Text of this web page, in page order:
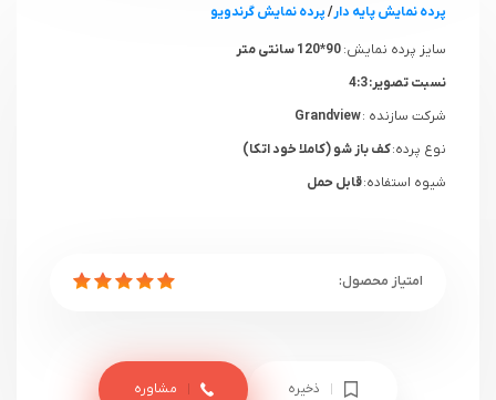
پرده نمایش پایه دار/پرده نمایش گرندویو
سایز پرده نمایش:
نسبت تصویر:4:3
شرکت سازنده :
نوع پرده:کف باز شو (کاملا خود اتکا)
شیوه استفاده:قابل حمل
ذخیره مشاوره